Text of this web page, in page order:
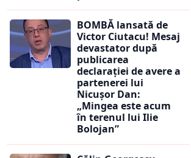
BOMBĂ lansată de
Victor Ciutacu! Mesaj
devastator după
publicarea
declarației de avere a
partenerei lui
Nicușor Dan:
„Mingea este acum
în terenul lui Ilie
Bolojan”